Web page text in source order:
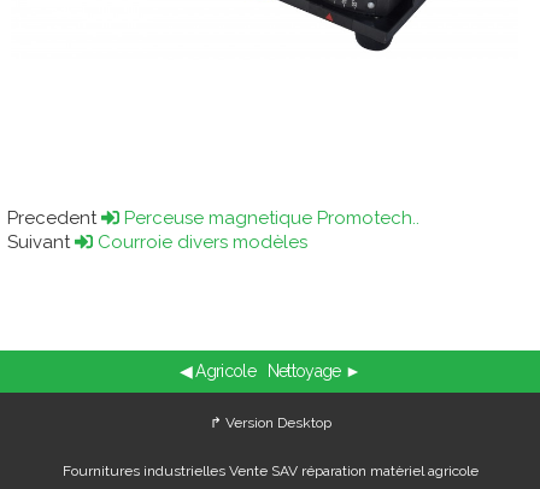
Precedent
Perceuse magnetique Promotech..
Suivant
Courroie divers modèles
◀ Agricole Nettoyage ►
↱ Version Desktop
Fournitures industrielles Vente SAV réparation matèriel agricole